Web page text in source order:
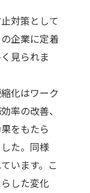
対策として
企業に定着
見られま
化はワーク
率の改善、
をもたら
た。同様
います。こ
した変化